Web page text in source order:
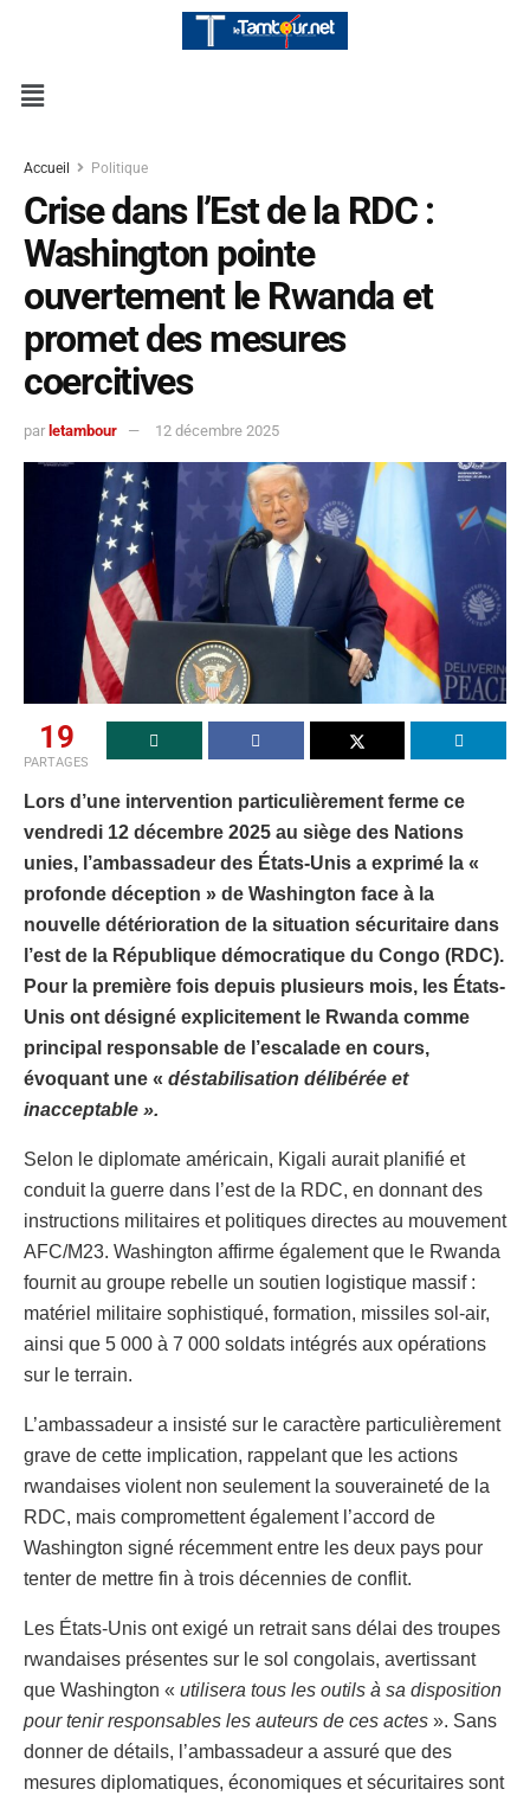
Accueil Politique
Crise dans l’Est de la RDC :
Washington pointe
ouvertement le Rwanda et
promet des mesures
coercitives
par letambour 12 décembre 2025
19
PARTAGES
Lors d’une intervention particulièrement ferme ce
vendredi 12 décembre 2025 au siège des Nations
unies, l’ambassadeur des États-Unis a exprimé la «
profonde déception » de Washington face à la
nouvelle détérioration de la situation sécuritaire dans
l’est de la République démocratique du Congo (RDC).
Pour la première fois depuis plusieurs mois, les États-
Unis ont désigné explicitement le Rwanda comme
principal responsable de l’escalade en cours,
évoquant une « déstabilisation délibérée et
inacceptable ».
Selon le diplomate américain, Kigali aurait planifié et
conduit la guerre dans l’est de la RDC, en donnant des
instructions militaires et politiques directes au mouvement
AFC/M23. Washington affirme également que le Rwanda
fournit au groupe rebelle un soutien logistique massif :
matériel militaire sophistiqué, formation, missiles sol-air,
ainsi que 5 000 à 7 000 soldats intégrés aux opérations
sur le terrain.
L’ambassadeur a insisté sur le caractère particulièrement
grave de cette implication, rappelant que les actions
rwandaises violent non seulement la souveraineté de la
RDC, mais compromettent également l’accord de
Washington signé récemment entre les deux pays pour
tenter de mettre fin à trois décennies de conflit.
Les États-Unis ont exigé un retrait sans délai des troupes
rwandaises présentes sur le sol congolais, avertissant
que Washington « utilisera tous les outils à sa disposition
pour tenir responsables les auteurs de ces actes ». Sans
donner de détails, l’ambassadeur a assuré que des
mesures diplomatiques, économiques et sécuritaires sont